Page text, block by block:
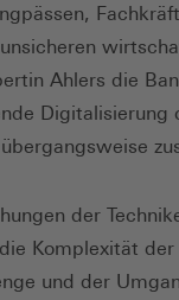
Ahlers die
der
Komplexität
und der